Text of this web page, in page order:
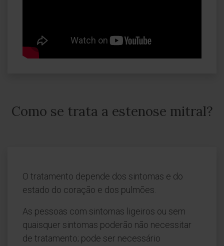
Como se trata a estenose mitral?
O tratamento depende dos sintomas e do
estado do coração e dos pulmões.
As pessoas com sintomas ligeiros ou sem
quaisquer sintomas poderão não necessitar
de tratamento; pode ser necessário